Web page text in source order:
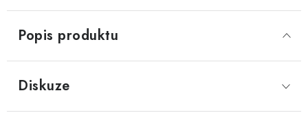
Popis produktu
Diskuze